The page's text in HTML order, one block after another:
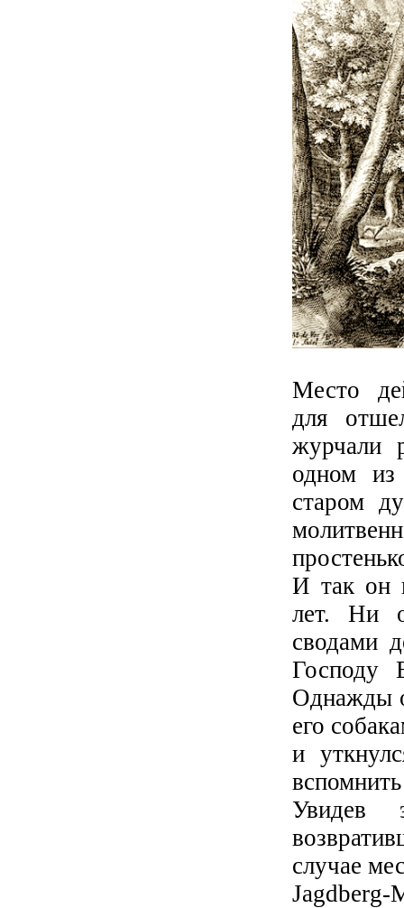
Место
для
журчали
одном из
старом
И так он
лет. Ни
сводами
Господу
Однажды
его
и
Увидев
случае
Jagdberg-